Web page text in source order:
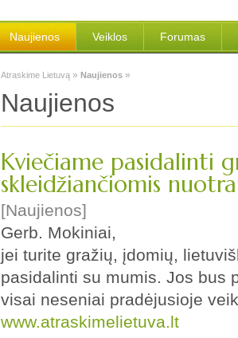
Naujienos Veiklos Forumas
Atraskime Lietuvą » Naujienos »
Naujienos
Kviečiame pasidalinti
skleidžiančiomis
[Naujienos]
Gerb. Mokiniai,
jei turite gražių, įdomių,
pasidalinti su mumis. Jos bus
visai neseniai pradėjusioje
www.atraskimelietuva.lt